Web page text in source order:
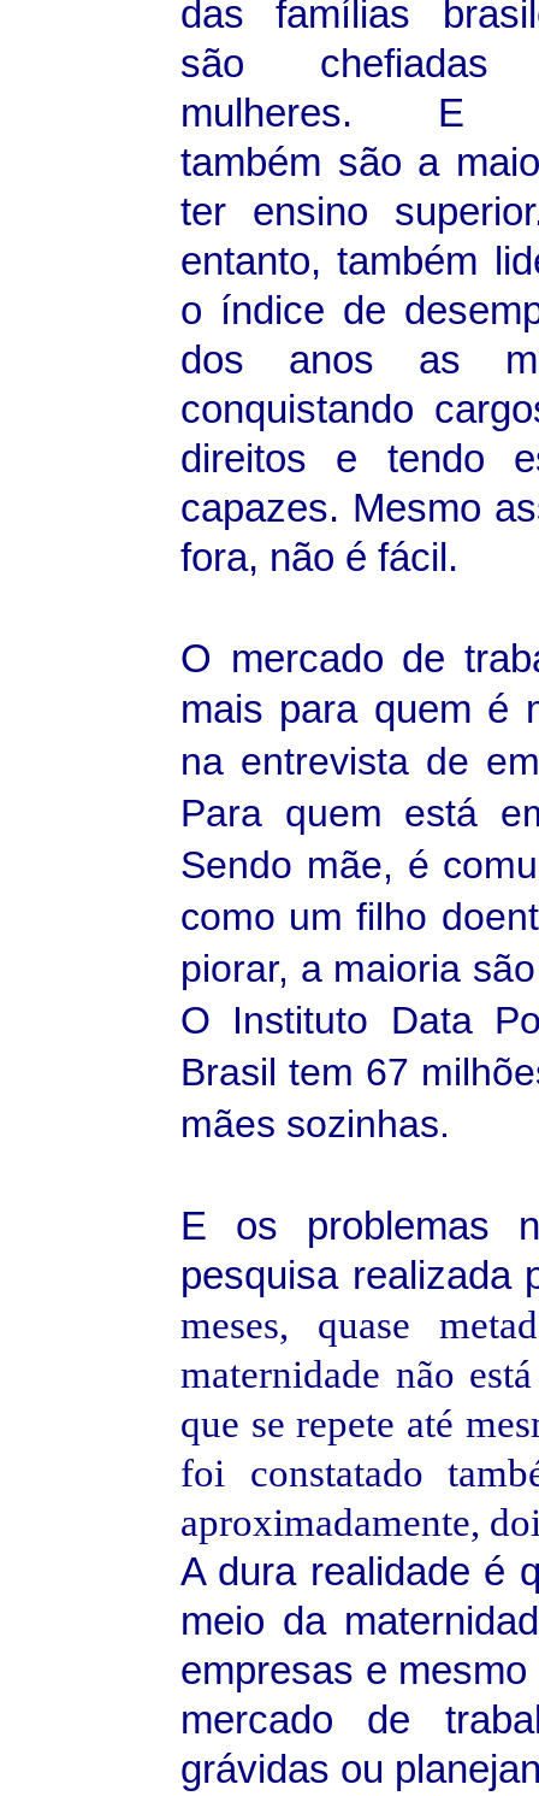
das famílias
são chefiadas
mulheres. E
também são a
ter ensino
entanto, também
o índice de
dos anos as
conquistando
direitos e tendo
capazes. Mesmo
fora, não é fácil.
O mercado de
mais para quem é
na entrevista de
Para quem está
Sendo mãe, é
como um filho
piorar, a maioria
O Instituto Data
Brasil tem 67
mães sozinhas.
E os problemas
pesquisa realizada
meses, quase
maternidade não
que se repete até
foi constatado
aproximadamente,
A dura realidade é
meio da
empresas e
mercado de
grávidas ou